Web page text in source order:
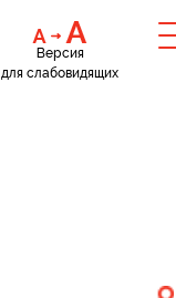
Версия
для слабовидящих